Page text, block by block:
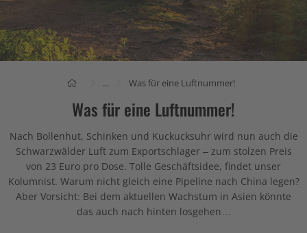
... Was für eine Luftnummer!
Was für eine Luftnummer!
Nach Bollenhut, Schinken und Kuckucksuhr wird nun auch die
Schwarzwälder Luft zum Exportschlager – zum stolzen Preis
von 23 Euro pro Dose. Tolle Geschäftsidee, findet unser
Kolumnist. Warum nicht gleich eine Pipeline nach China legen?
Aber Vorsicht: Bei dem aktuellen Wachstum in Asien könnte
das auch nach hinten losgehen…